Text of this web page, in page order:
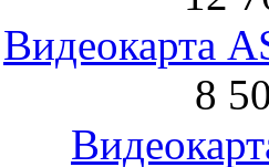
Видеокарта
8